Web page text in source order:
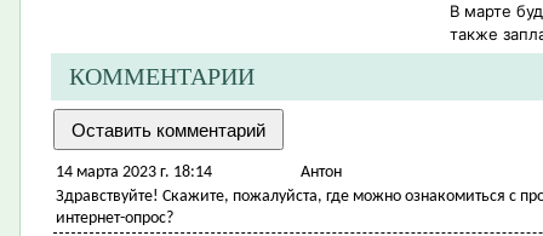
В марте
также
КОММЕНТАРИИ
14 марта 2023 г. 18:14
Антон
Здравствуйте! Скажите, пожалуйста, где можно ознакомиться с
интернет-опрос?